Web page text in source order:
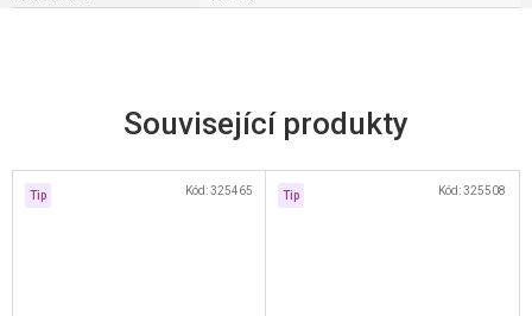
Související produkty
Tip Kód:325465 Tip Kód:325508